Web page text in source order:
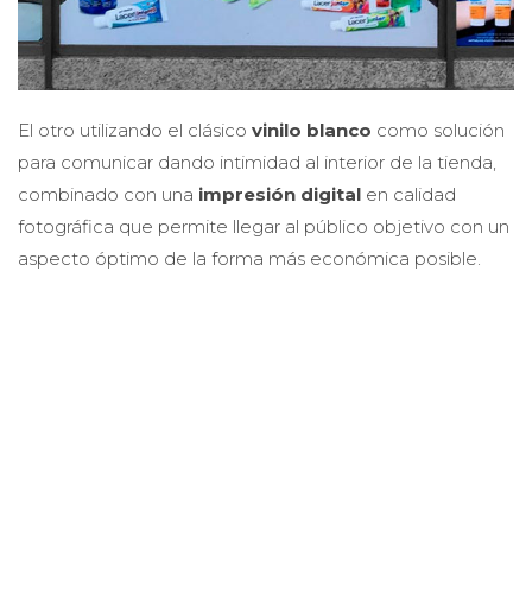
El otro utilizando el clásico vinilo blanco como solución
para comunicar dando intimidad al interior de la tienda,
combinado con una impresión digital en calidad
fotográfica que permite llegar al público objetivo con un
aspecto óptimo de la forma más económica posible.